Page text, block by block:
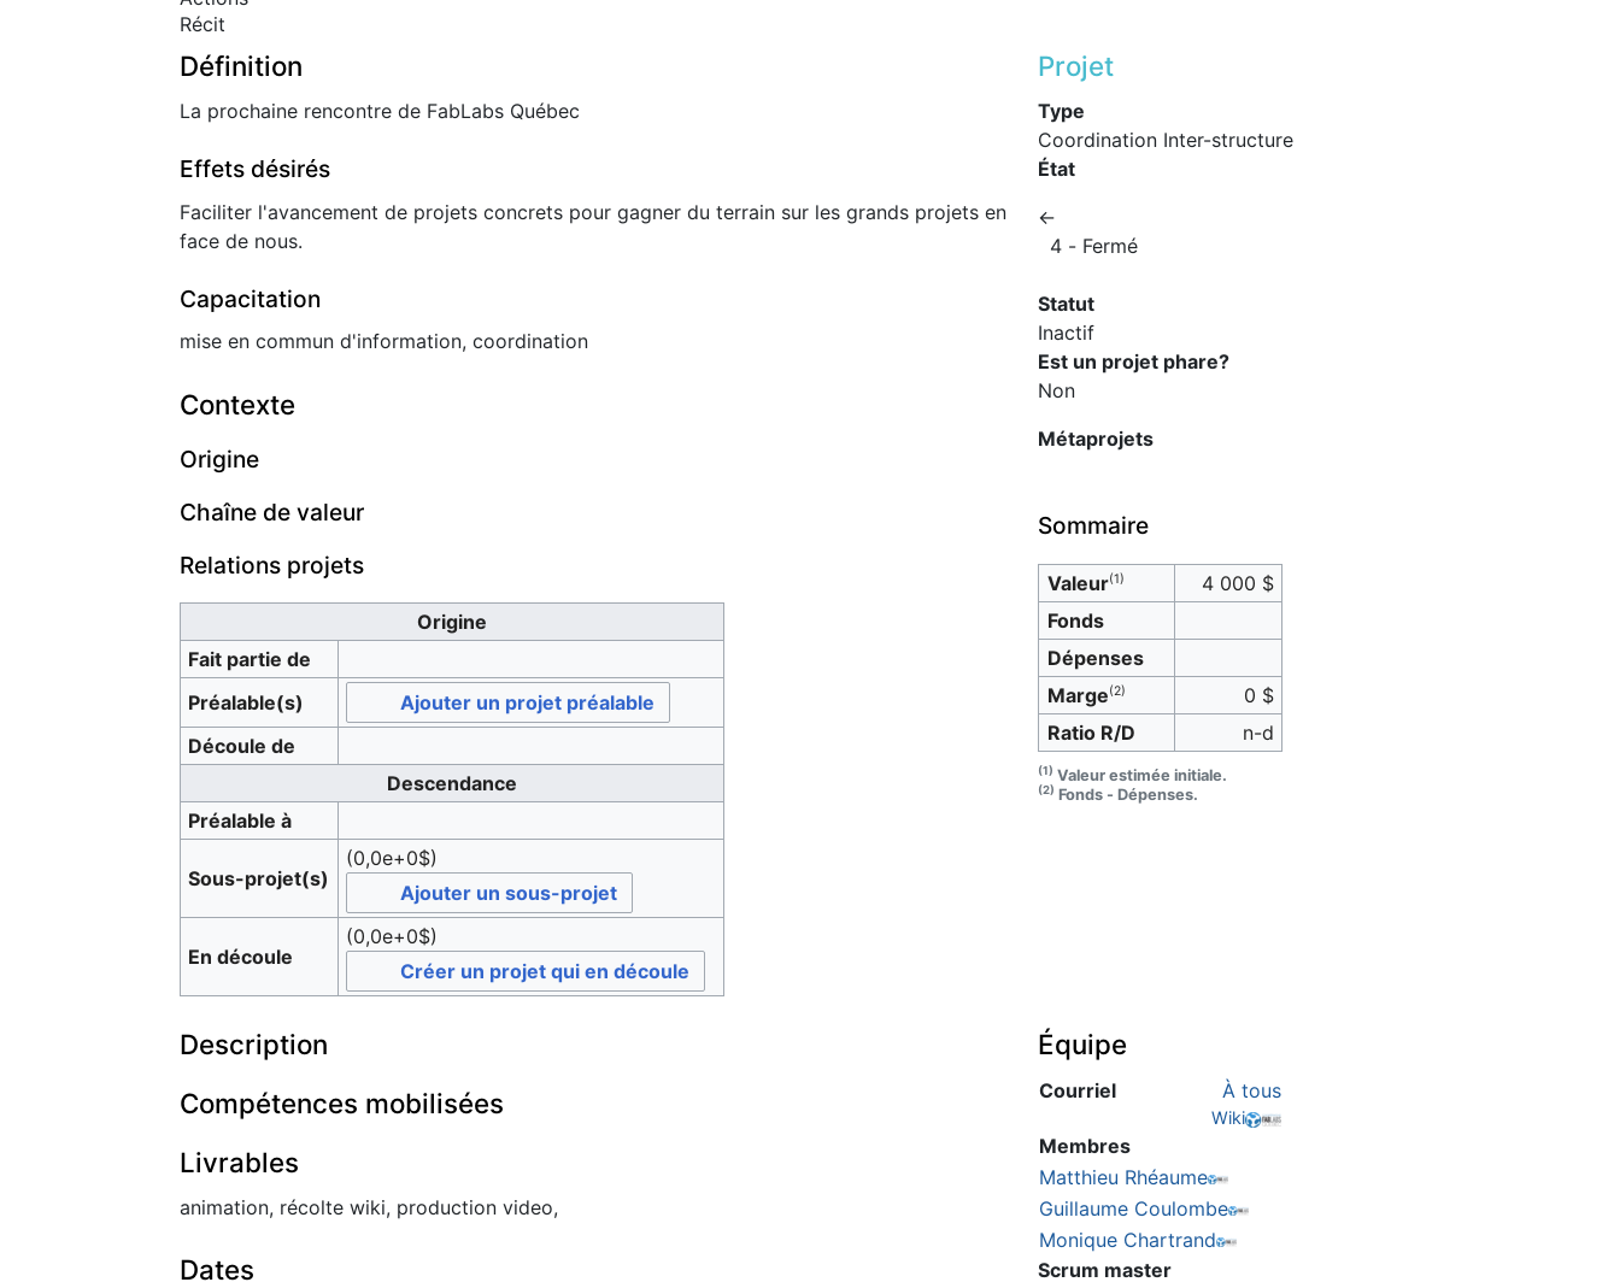
Récit
Projet
Type
Coordination Inter-structure
État
←
4 - Fermé
Statut
Inactif
Est un projet phare?
Non
Métaprojets
Sommaire
(1) Valeur estimée initiale.
(2) Fonds - Dépenses.
Valeur(1)
4 000 $
Fonds
Dépenses
Marge(2)
0 $
Ratio R/D
n-d
Définition
La prochaine rencontre de FabLabs Québec
Effets désirés
Faciliter l'avancement de projets concrets pour gagner du terrain sur les grands projets en
face de nous.
Capacitation
mise en commun d'information, coordination
Contexte
Origine
Chaîne de valeur
Relations projets
Origine
Fait partie de
Préalable(s)
Ajouter un projet préalable
Découle de
Descendance
Préalable à
Sous-projet(s)
(0,0e+0$)
Ajouter un sous-projet
En découle
(0,0e+0$)
Créer un projet qui en découle
Équipe
Courriel À tous
Wiki
Membres
Matthieu Rhéaume
Guillaume Coulombe
Monique Chartrand
Scrum master
Description
Compétences mobilisées
Livrables
animation, récolte wiki, production video,
Dates